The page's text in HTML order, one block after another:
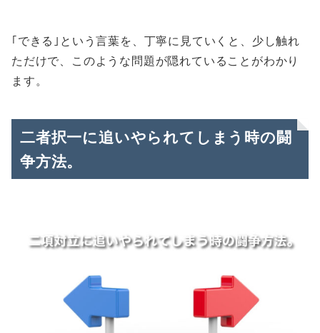
｢できる｣という言葉を、丁寧に見ていくと、少し触れ
ただけで、このような問題が隠れていることがわかり
ます。
二者択一に追いやられてしまう時の闘
争方法。